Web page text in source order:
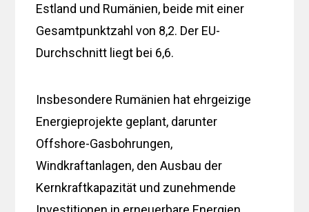
Estland und Rumänien, beide mit einer
Gesamtpunktzahl von 8,2. Der EU-
Durchschnitt liegt bei 6,6.
Insbesondere Rumänien hat ehrgeizige
Energieprojekte geplant, darunter
Offshore-Gasbohrungen,
Windkraftanlagen, den Ausbau der
Kernkraftkapazität und zunehmende